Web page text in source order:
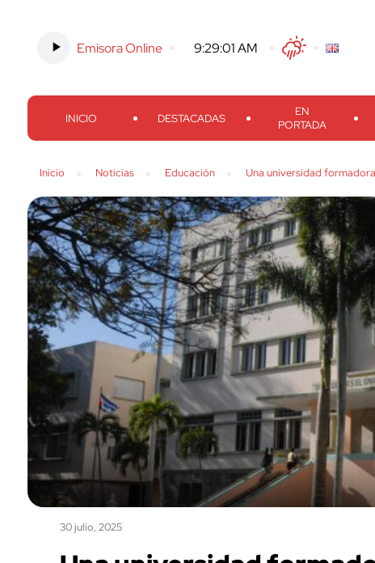
Emisora Online 9:29:02 AM TwitterFacebook
Threads
INICIO DESTACADAS
EN
PORTADA
Inicio Noticias Educación Una universidad
30 julio, 2025